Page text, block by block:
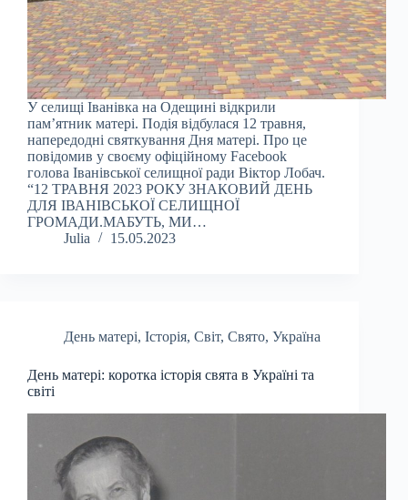
У селищі Іванівка на Одещині відкрили
пам’ятник матері. Подія відбулася 12 травня,
напередодні святкування Дня матері. Про це
повідомив у своєму офіційному Facebook
голова Іванівської селищної ради Віктор Лобач.
“12 ТРАВНЯ 2023 РОКУ ЗНАКОВИЙ ДЕНЬ
ДЛЯ ІВАНІВСЬКОЇ СЕЛИЩНОЇ
ГРОМАДИ.МАБУТЬ, МИ…
Julia
15.05.2023
День матері, Історія, Світ, Свято, Україна
День матері: коротка історія свята в Україні та
світі